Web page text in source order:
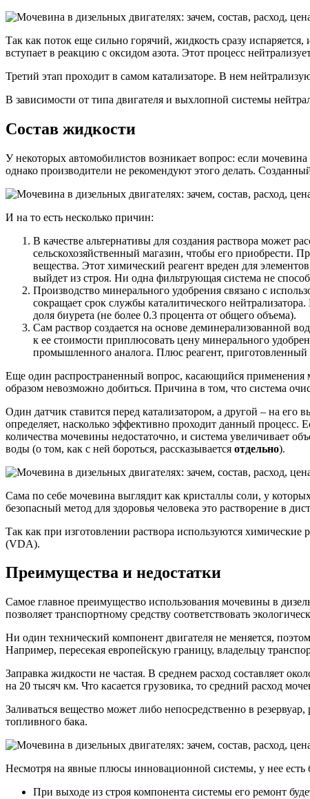
Так как поток еще сильно горячий, жидкость сразу
вступает в реакцию с оксидом азота. Этот процесс
Третий этап проходит в самом катализаторе. В нем
В зависимости от типа двигателя и выхлопной системы
Состав жидкости
У некоторых автомобилистов возникает вопрос: если
однако производители не рекомендуют этого делать.
И на то есть несколько причин:
В качестве альтернативы для создания раствора может
сельскохозяйственный магазин, чтобы его
вещества. Этот химический реагент вреден для
выйдет из строя. Ни одна фильтрующая система не
Производство минерального удобрения связано с
сокращает срок службы каталитического
доля биурета (не более 0.3 процента от общего объема).
Сам раствор создается на основе деминерализованной
к ее стоимости приплюсовать цену минерального
промышленного аналога. Плюс реагент,
Еще один распространенный вопрос, касающийся применения
образом невозможно добиться. Причина в том, что система
Один датчик ставится перед катализатором, а другой – на
определяет, насколько эффективно проходит данный
количества мочевины недостаточно, и система увеличивает
воды (о том, как с ней бороться, рассказывается отдельно).
Сама по себе мочевина выглядит как кристаллы соли, у
безопасный метод для здоровья человека это растворение в
Так как при изготовлении раствора используются
(VDA).
Преимущества и недостатки
Самое главное преимущество использования мочевины в
позволяет транспортному средству соответствовать
Ни один технический компонент двигателя не меняется,
Например, пересекая европейскую границу, владельцу
Заправка жидкости не частая. В среднем расход составляет
на 20 тысяч км. Что касается грузовика, то средний расход
Заливаться вещество может либо непосредственно в
топливного бака.
Несмотря на явные плюсы инновационной системы, у нее есть
При выходе из строя компонента системы его ремонт